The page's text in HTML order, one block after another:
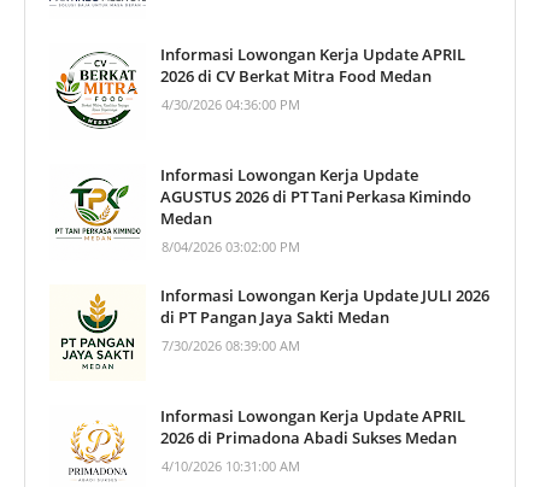
Informasi Lowongan Kerja Update APRIL
2026 di CV Berkat Mitra Food Medan
4/30/2026 04:36:00 PM
Informasi Lowongan Kerja Update
AGUSTUS 2026 di PT Tani Perkasa Kimindo
Medan
8/04/2026 03:02:00 PM
Informasi Lowongan Kerja Update JULI 2026
di PT Pangan Jaya Sakti Medan
7/30/2026 08:39:00 AM
Informasi Lowongan Kerja Update APRIL
2026 di Primadona Abadi Sukses Medan
4/10/2026 10:31:00 AM